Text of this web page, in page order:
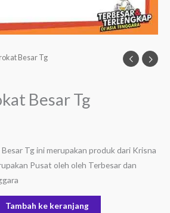
Besar Tg
Besar Tg
Tg ini merupakan produk dari Krisna
Pusat oleh oleh Terbesar dan
Tambah ke keranjang